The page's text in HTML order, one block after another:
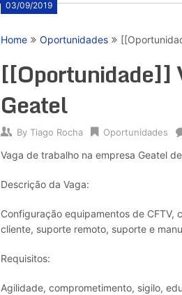
03/09/2019
Home Oportunidades
[[Oportunidade]]
Geatel
By Tiago Rocha Oportunidades
Vaga de trabalho na empresa Geatel
Descrição da Vaga:
Configuração equipamentos de CFTV,
cliente, suporte remoto, suporte e
Requisitos:
Agilidade, comprometimento, sigilo,